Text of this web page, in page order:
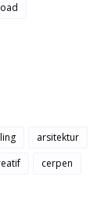
arsitektur
cerpen